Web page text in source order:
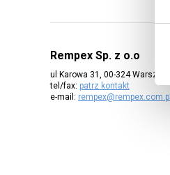
Rempex Sp. z o.o
ul Karowa 31, 00-324 Warszawa
tel/fax: patrz kontakt
e-mail: rempex@rempex.com.pl